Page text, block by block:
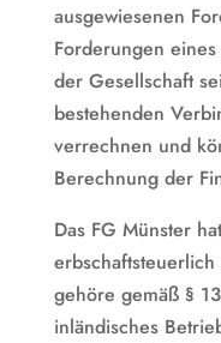
ausgewiesenen
Forderungen
der Gesellschaft
bestehenden
verrechnen und
Berechnung der
Das FG Münster
gehöre gemäß §
inländisches